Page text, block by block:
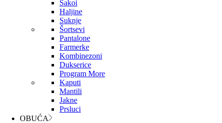
Sakoi
Haljine
Suknje
Šortsevi
Pantalone
Farmerke
Kombinezoni
Dukserice
Program More
Kaputi
Mantili
Jakne
Prsluci
OBUĆA